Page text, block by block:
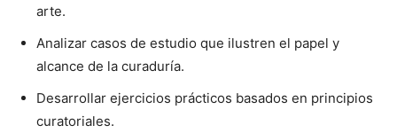
arte.
Analizar casos de estudio que ilustren el papel y
alcance de la curaduría.
Desarrollar ejercicios prácticos basados en principios
curatoriales.